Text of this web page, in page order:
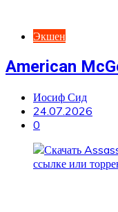
Экшен
American
Иосиф Сид
24.07.2026
0